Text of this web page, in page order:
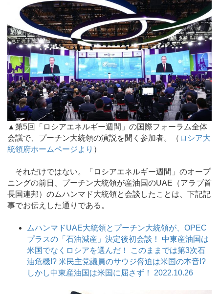
▲第5回「ロシアエネルギー週間」の国際フォーラム全体
会議で、プーチン大統領の演説を聞く参加者。（ ロシア大
統領府ホームページより ）
それだけではない。「ロシアエネルギー週間」のオープ
ニングの前日、プーチン大統領が産油国のUAE（アラブ首
長国連邦）のムハンマド大統領と会談したことは、下記記
事でお伝えした通りである。
ムハンマドUAE大統領とプーチン大統領が、OPEC
プラスの「石油減産」決定後初会談！ 中東産油国は
米国でなくロシアを選んだ！ このままでは第3次石
油危機!? 米民主党議員のサウジ脅迫は米国の本音!?
しかし中東産油国は米国に屈さず！ 2022.10.26